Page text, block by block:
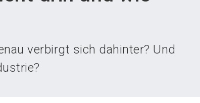
verbirgt sich dahinter? Und